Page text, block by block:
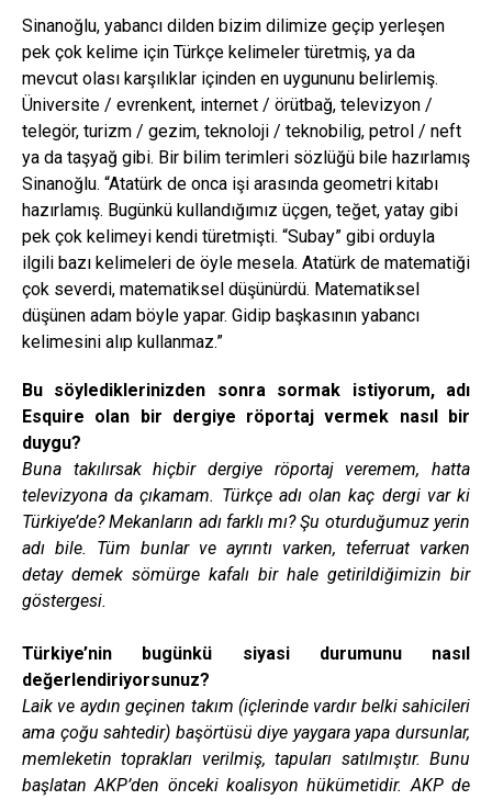
Sinanoğlu, yabancı dilden bizim dilimize geçip yerleşen
pek çok kelime için Türkçe kelimeler türetmiş, ya da
mevcut olası karşılıklar içinden en uygununu belirlemiş.
Üniversite / evrenkent, internet / örütbağ, televizyon /
telegör, turizm / gezim, teknoloji / teknobilig, petrol / neft
ya da taşyağ gibi. Bir bilim terimleri sözlüğü bile hazırlamış
Sinanoğlu. “Atatürk de onca işi arasında geometri kitabı
hazırlamış. Bugünkü kullandığımız üçgen, teğet, yatay gibi
pek çok kelimeyi kendi türetmişti. “Subay” gibi orduyla
ilgili bazı kelimeleri de öyle mesela. Atatürk de matematiği
çok severdi, matematiksel düşünürdü. Matematiksel
düşünen adam böyle yapar. Gidip başkasının yabancı
kelimesini alıp kullanmaz.”
Bu söylediklerinizden sonra sormak istiyorum, adı
Esquire olan bir dergiye röportaj vermek nasıl bir
duygu?
Buna takılırsak hiçbir dergiye röportaj veremem, hatta
televizyona da çıkamam. Türkçe adı olan kaç dergi var ki
Türkiye’de? Mekanların adı farklı mı? Şu oturduğumuz yerin
adı bile. Tüm bunlar ve ayrıntı varken, teferruat varken
detay demek sömürge kafalı bir hale getirildiğimizin bir
göstergesi.
Türkiye’nin bugünkü siyasi durumunu nasıl
değerlendiriyorsunuz?
Laik ve aydın geçinen takım (içlerinde vardır belki sahicileri
ama çoğu sahtedir) başörtüsü diye yaygara yapa dursunlar,
memleketin toprakları verilmiş, tapuları satılmıştır. Bunu
başlatan AKP’den önceki koalisyon hükümetidir. AKP de